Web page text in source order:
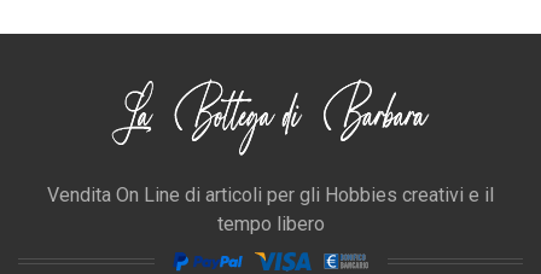
Vendita On Line di articoli per gli Hobbies creativi e il
tempo libero